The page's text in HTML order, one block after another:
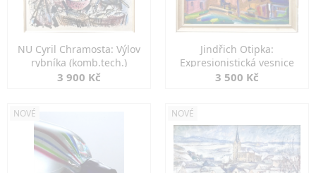
NU Cyril Chramosta: Výlov
rybníka (komb.tech.)
3 900 Kč
Jindřich Otipka:
Expresionistická vesnice
3 500 Kč
NOVÉ NOVÉ